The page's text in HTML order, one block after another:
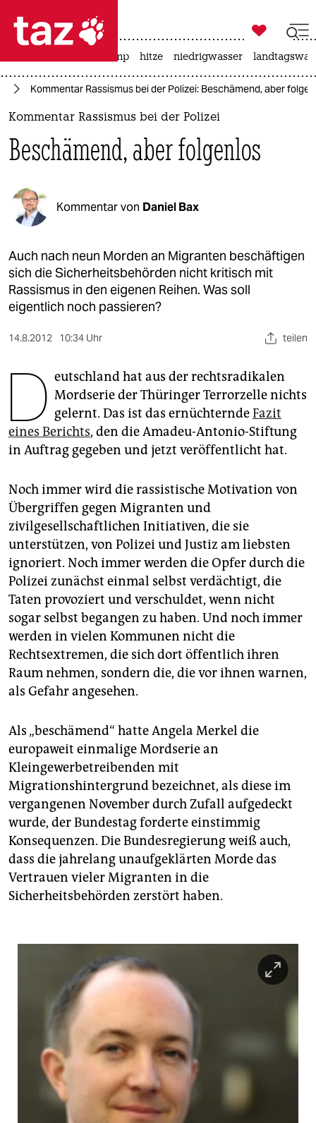
 taz zahl ich
taz zahl ich
politik
öko
gesellschaft
kultur
sport
berlin
wahrheit
verlag
verlag
shop
fragen & hilfe
unterstützen
abo
genossenschaft
epaper login

taz zahl ich
usa unter trump hitze niedrigwasser
Kommentar Rassismus bei der Polizei: Beschämend, aber
Kommentar Rassismus bei der Polizei
Beschämend, aber folgenlos
Kommentar von Daniel Bax
Auch nach neun Morden an Migranten beschäftigen
sich die Sicherheitsbehörden nicht kritisch mit
Rassismus in den eigenen Reihen. Was soll
eigentlich noch passieren?
14.8.2012 10:34 Uhr teilen
D eutschland hat aus der rechtsradikalen
Mordserie der Thüringer Terrorzelle nichts
gelernt. Das ist das ernüchterndeFazit
eines Berichts, den die Amadeu-Antonio-Stiftung
in Auftrag gegeben und jetzt veröffentlicht hat.
Noch immer wird die rassistische Motivation von
Übergriffen gegen Migranten und
zivilgesellschaftlichen Initiativen, die sie
unterstützen, von Polizei und Justiz am liebsten
ignoriert. Noch immer werden die Opfer durch die
Polizei zunächst einmal selbst verdächtigt, die
Taten provoziert und verschuldet, wenn nicht
sogar selbst begangen zu haben. Und noch immer
werden in vielen Kommunen nicht die
Rechtsextremen, die sich dort öffentlich ihren
Raum nehmen, sondern die, die vor ihnen warnen,
als Gefahr angesehen.
Als „beschämend“ hatte Angela Merkel die
europaweit einmalige Mordserie an
Kleingewerbetreibenden mit
Migrationshintergrund bezeichnet, als diese im
vergangenen November durch Zufall aufgedeckt
wurde, der Bundestag forderte einstimmig
Konsequenzen. Die Bundesregierung weiß auch,
dass die jahrelang unaufgeklärten Morde das
Vertrauen vieler Migranten in die
Sicherheitsbehörden zerstört haben.